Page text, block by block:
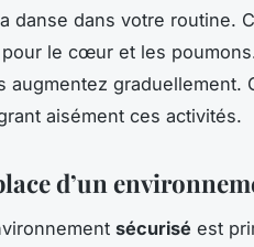
danse dans votre routine.
le cœur et les
augmentez graduellement.
aisément ces activités.
d’un
sécurisé est